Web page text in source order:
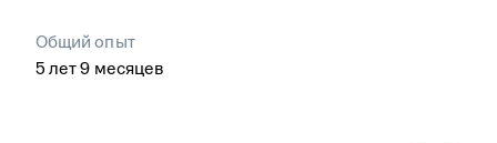
Общий опыт
5 лет 9 месяцев